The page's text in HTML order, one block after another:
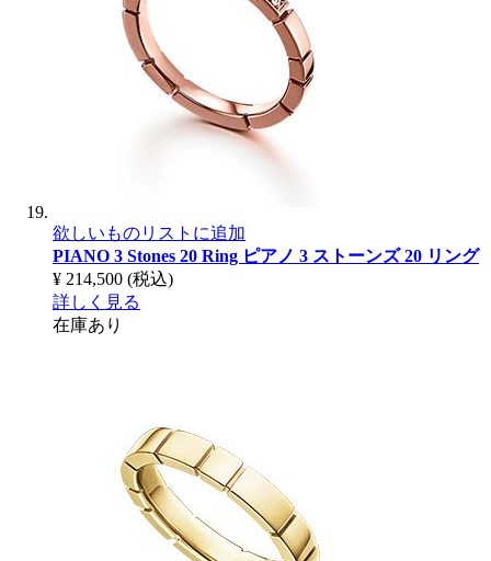
欲しいものリストに追加
PIANO 3 Stones 20 Ring ピアノ 3 ストーンズ 20 リング
¥ 214,500 (税込)
詳しく見る
在庫あり